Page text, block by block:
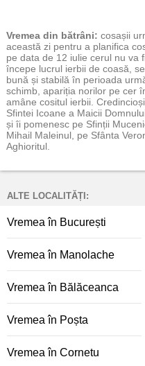
Vremea din bătrâni: cosașii
această zi pentru a planifica
pe data de 12 iulie cerul nu va
începe lucrul ierbii de coasă,
bună și stabilă în perioada
schimb, apariția norilor pe cer
amâne cositul ierbii.
Sfintei Icoane a Maicii
și îi pomenesc pe Sfinții
Mihail Maleinul, pe Sfânta
Aghioritul.
ALTE LOCALITĂȚI:
Vremea în București
Vremea în Manolache
Vremea în Bălăceanca
Vremea în Poșta
Vremea în Cornetu